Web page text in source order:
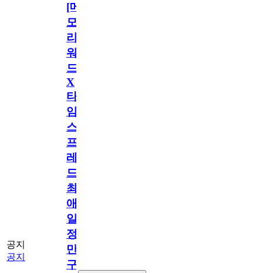
공지
공지
[메
모
리
워
드
X
타
임
스
프
레
드]
최
애
일
정
만
구